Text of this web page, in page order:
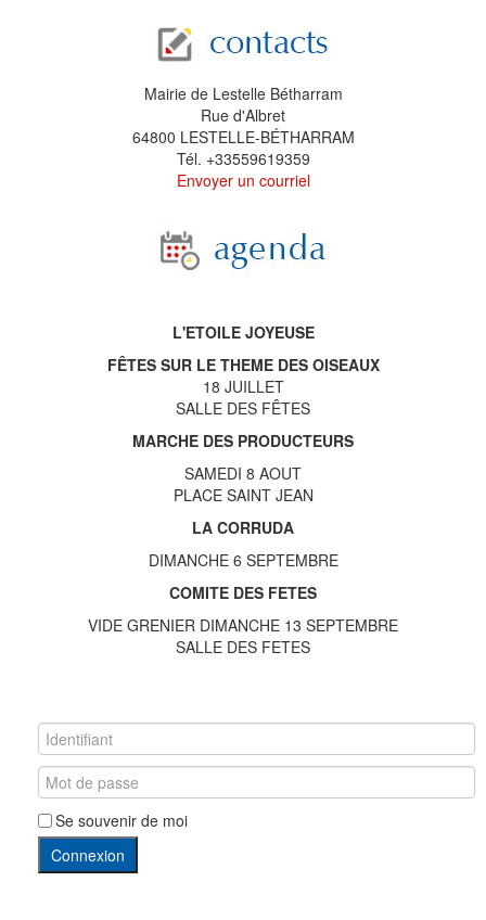
Mairie de Lestelle Bétharram
Rue d'Albret
64800 LESTELLE-BÉTHARRAM
Tél. +33559619359
Envoyer un courriel
L'ETOILE JOYEUSE
FÊTES SUR LE THEME DES OISEAUX
18 JUILLET
SALLE DES FÊTES
MARCHE DES PRODUCTEURS
SAMEDI 8 AOUT
PLACE SAINT JEAN
LA CORRUDA
DIMANCHE 6 SEPTEMBRE
COMITE DES FETES
VIDE GRENIER DIMANCHE 13 SEPTEMBRE
SALLE DES FETES
Se souvenir de moi
Connexion